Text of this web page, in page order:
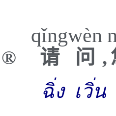
® 请
qǐng
问
wèn
,
ฉิ่ง เวิ่น